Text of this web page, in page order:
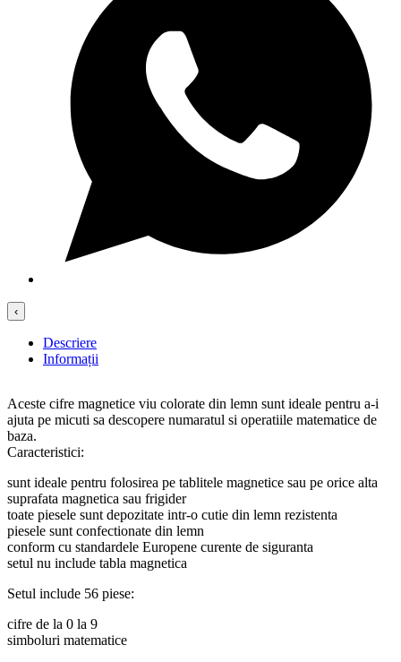
‹
Descriere
Informații
Aceste cifre magnetice viu colorate din lemn sunt ideale pentru a-i
ajuta pe micuti sa descopere numaratul si operatiile matematice de
baza.
Caracteristici:
sunt ideale pentru folosirea pe tablitele magnetice sau pe orice alta
suprafata magnetica sau frigider
toate piesele sunt depozitate intr-o cutie din lemn rezistenta
piesele sunt confectionate din lemn
conform cu standardele Europene curente de siguranta
setul nu include tabla magnetica
Setul include 56 piese:
cifre de la 0 la 9
simboluri matematice